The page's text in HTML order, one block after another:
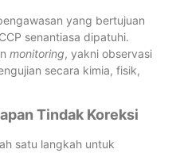
yang bertujuan
senantiasa dipatuhi.
monitoring, yakni observasi
secara kimia, fisik,
Tindak Koreksi
satu langkah untuk